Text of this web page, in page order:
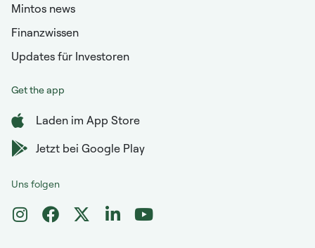
Mintos news
Finanzwissen
Updates für Investoren
Get the app
Laden im App Store
Jetzt bei Google Play
Uns folgen